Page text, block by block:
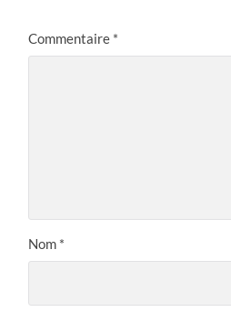
Commentaire *
Nom *